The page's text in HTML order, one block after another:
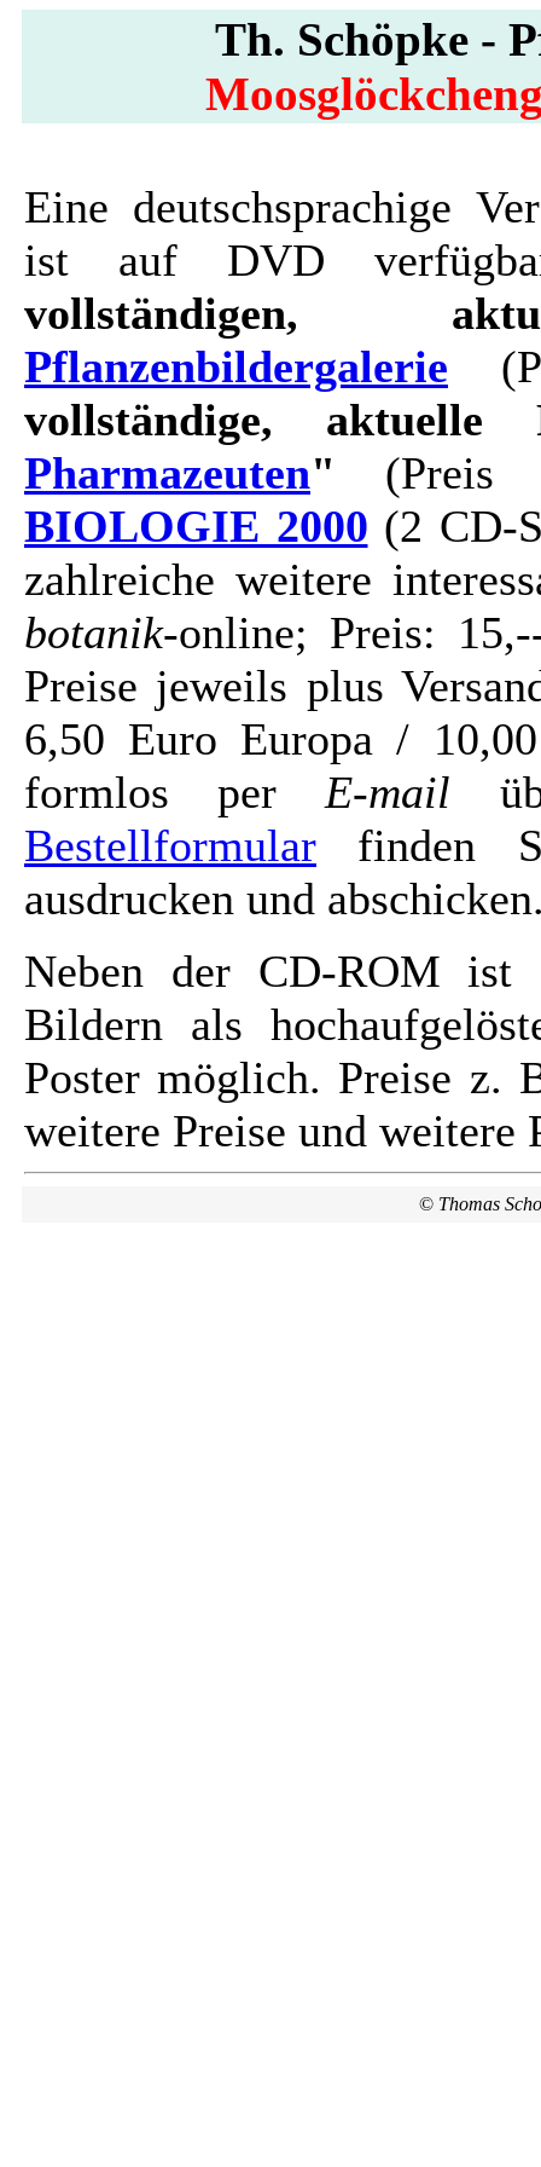
Th. Schöpke -
Eine deutschsprachige
ist auf DVD
vollständigen,
Pflanzenbildergalerie
vollständige, aktuelle
Pharmazeuten" (Preis
BIOLOGIE 2000 (2 CD-
zahlreiche weitere
botanik-online; Preis:
Preise jeweils plus
6,50 Euro Europa /
formlos perE-mail
Bestellformular finden
ausdrucken und
Neben der CD-ROM ist
Bildern als
Poster möglich. Preise z.
weitere Preise und weitere
© Thomas